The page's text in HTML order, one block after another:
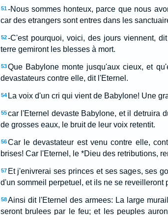
51 -Nous sommes honteux, parce que nous
car des etrangers sont entres dans les
52 -C'est pourquoi, voici, des jours viennent,
terre gemiront les blesses à mort.
53 Que Babylone monte jusqu'aux cieux, et
devastateurs contre elle, dit l'Eternel.
54 La voix d'un cri qui vient de Babylone! Une
55 car l'Eternel devaste Babylone, et il detruira
de grosses eaux, le bruit de leur voix retentit.
56 Car le devastateur est venu contre elle,
brises! Car l'Eternel, le *Dieu des retributions,
57 Et j'enivrerai ses princes et ses sages, ses
d'un sommeil perpetuel, et ils ne se reveilleront
58 Ainsi dit l'Eternel des armees: La large
seront brulees par le feu; et les peuples